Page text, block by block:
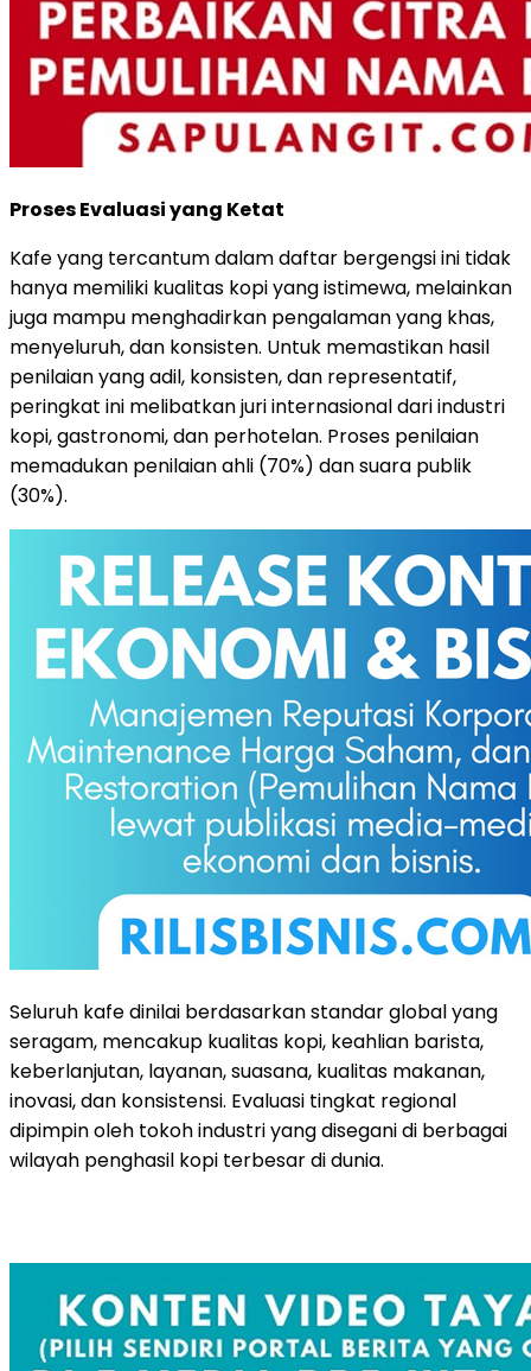
Proses Evaluasi yang Ketat
Kafe yang tercantum dalam daftar bergengsi ini tidak
hanya memiliki kualitas kopi yang istimewa, melainkan
juga mampu menghadirkan pengalaman yang khas,
menyeluruh, dan konsisten. Untuk memastikan hasil
penilaian yang adil, konsisten, dan representatif,
peringkat ini melibatkan juri internasional dari industri
kopi, gastronomi, dan perhotelan. Proses penilaian
memadukan penilaian ahli (70%) dan suara publik
(30%).
Seluruh kafe dinilai berdasarkan standar global yang
seragam, mencakup kualitas kopi, keahlian barista,
keberlanjutan, layanan, suasana, kualitas makanan,
inovasi, dan konsistensi. Evaluasi tingkat regional
dipimpin oleh tokoh industri yang disegani di berbagai
wilayah penghasil kopi terbesar di dunia.